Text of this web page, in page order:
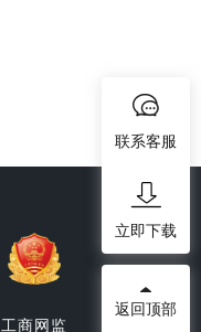
工商网监
联系客服
立即下载
返回顶部